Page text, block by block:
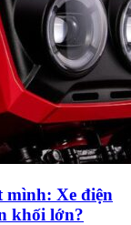
mình: Xe điện
khối lớn?